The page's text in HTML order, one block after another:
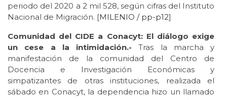
periodo del 2020 a 2 mil 528, según cifras del Instituto
Nacional de Migración. [MILENIO / pp-p12]
Comunidad del CIDE a Conacyt: El diálogo exige
un cese a la intimidación.- Tras la marcha y
manifestación de la comunidad del Centro de
Docencia e Investigación Económicas y
simpatizantes de otras instituciones, realizada el
sábado en Conacyt, la dependencia hizo un llamado